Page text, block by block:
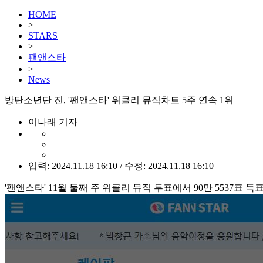
HOME
>
STARS
>
팬앤스타
>
News
방탄소년단 진, '팬앤스타' 위클리 뮤직차트 5주 연속 1위
이나래 기자
입력: 2024.11.18 16:10 / 수정: 2024.11.18 16:10
'팬앤스타' 11월 둘째 주 위클리 뮤직 투표에서 90만 5537표 득